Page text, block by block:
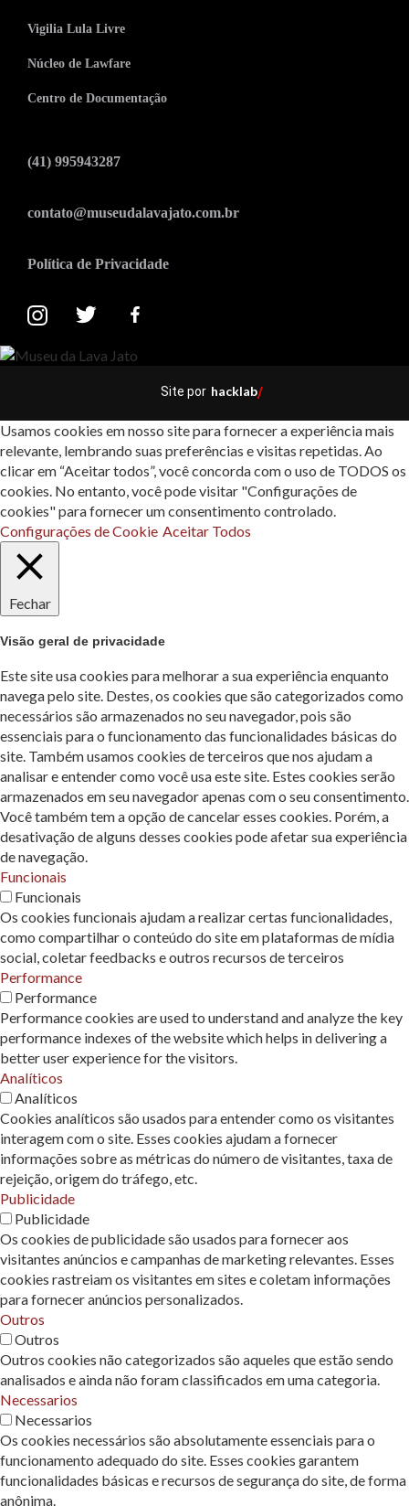
Vigilia Lula Livre
Núcleo de Lawfare
Centro de Documentação
(41) 995943287
contato@museudalavajato.com.br
Política de Privacidade
Site por hacklab/
Usamos cookies em nosso site para fornecer a experiência mais
relevante, lembrando suas preferências e visitas repetidas. Ao
clicar em “Aceitar todos”, você concorda com o uso de TODOS os
cookies. No entanto, você pode visitar "Configurações de
cookies" para fornecer um consentimento controlado.
Configurações de Cookie Aceitar Todos
Fechar
Visão geral de privacidade
Este site usa cookies para melhorar a sua experiência enquanto
navega pelo site. Destes, os cookies que são categorizados como
necessários são armazenados no seu navegador, pois são
essenciais para o funcionamento das funcionalidades básicas do
site. Também usamos cookies de terceiros que nos ajudam a
analisar e entender como você usa este site. Estes cookies serão
armazenados em seu navegador apenas com o seu consentimento.
Você também tem a opção de cancelar esses cookies. Porém, a
desativação de alguns desses cookies pode afetar sua experiência
de navegação.
Funcionais
Funcionais
Os cookies funcionais ajudam a realizar certas funcionalidades,
como compartilhar o conteúdo do site em plataformas de mídia
social, coletar feedbacks e outros recursos de terceiros
Performance
Performance
Performance cookies are used to understand and analyze the key
performance indexes of the website which helps in delivering a
better user experience for the visitors.
Analíticos
Analíticos
Cookies analíticos são usados ​​para entender como os visitantes
interagem com o site. Esses cookies ajudam a fornecer
informações sobre as métricas do número de visitantes, taxa de
rejeição, origem do tráfego, etc.
Publicidade
Publicidade
Os cookies de publicidade são usados ​​para fornecer aos
visitantes anúncios e campanhas de marketing relevantes. Esses
cookies rastreiam os visitantes em sites e coletam informações
para fornecer anúncios personalizados.
Outros
Outros
Outros cookies não categorizados são aqueles que estão sendo
analisados ​​e ainda não foram classificados em uma categoria.
Necessarios
Necessarios
Os cookies necessários são absolutamente essenciais para o
funcionamento adequado do site. Esses cookies garantem
funcionalidades básicas e recursos de segurança do site, de forma
anônima.